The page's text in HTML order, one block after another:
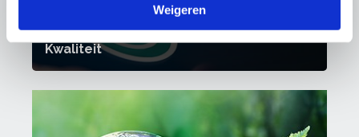
Weigeren
Kwaliteit